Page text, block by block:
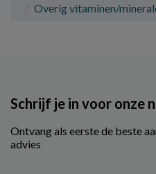
Overig vitaminen/
Schrijf je in voor onze
Ontvang als eerste de beste
advies